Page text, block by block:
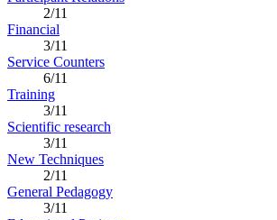
2/11
Financial
3/11
Service Counters
6/11
Training
3/11
Scientific research
3/11
New Techniques
2/11
General Pedagogy
3/11